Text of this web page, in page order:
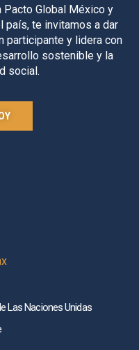
Global México y
país, te invitamos a dar
participante y lidera con
sostenible y la
social.
Las Naciones Unidas